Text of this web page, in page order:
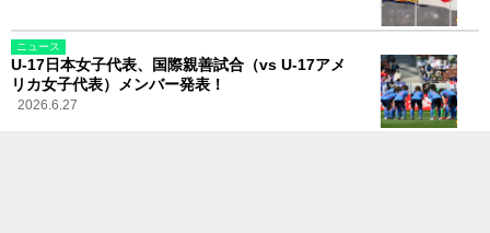
ニュース
U-17日本女子代表、国際親善試合（vs U-17アメ
リカ女子代表）メンバー発表！
2026.6.27